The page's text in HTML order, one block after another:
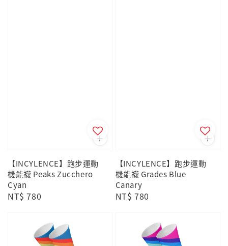
【INCYLENCE】跑步運動
機能襪 Peaks Zucchero
Cyan
Regular
NT$ 780
【INCYLENCE】跑步運動
機能襪 Grades Blue
Canary
Regular
NT$ 780